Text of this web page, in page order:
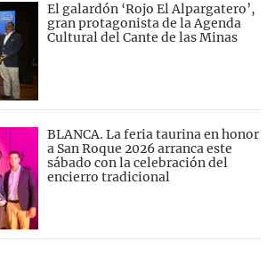
El galardón ‘Rojo El Alpargatero’,
gran protagonista de la Agenda
Cultural del Cante de las Minas
BLANCA. La feria taurina en honor
a San Roque 2026 arranca este
sábado con la celebración del
encierro tradicional